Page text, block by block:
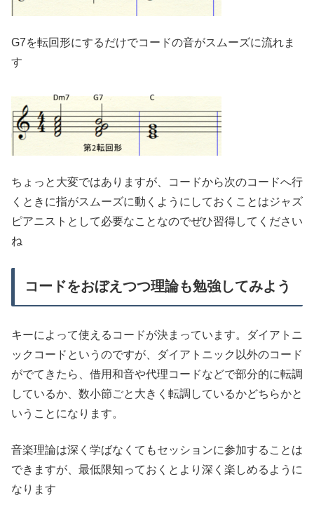
G7を転回形にするだけでコードの音がスムーズに流れま
す
ちょっと大変ではありますが、コードから次のコードへ行
くときに指がスムーズに動くようにしておくことはジャズ
ピアニストとして必要なことなのでぜひ習得してください
ね
コードをおぼえつつ理論も勉強してみよう
キーによって使えるコードが決まっています。ダイアトニ
ックコードというのですが、ダイアトニック以外のコード
がでてきたら、借用和音や代理コードなどで部分的に転調
しているか、数小節ごと大きく転調しているかどちらかと
いうことになります。
音楽理論は深く学ばなくてもセッションに参加することは
できますが、最低限知っておくとより深く楽しめるように
なります